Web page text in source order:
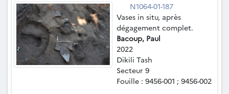
N1064-01-187
Vases in situ, après
dégagement complet.
Bacoup, Paul
2022
Dikili Tash
Secteur 9
Fouille : 9456-001 ; 9456-002